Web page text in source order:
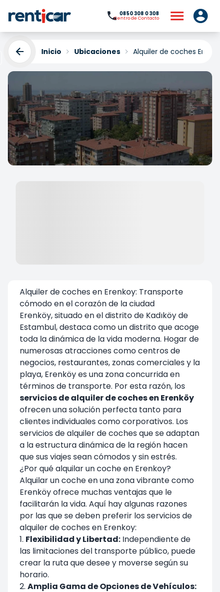
0850 308 0 308
Centro de Contacto
Inicio Ubicaciones Alquiler de coches
Alquiler de coches
Alquiler de coches en Erenkoy: Transporte
cómodo en el corazón de la ciudad
Erenköy, situado en el distrito de Kadıköy de
Estambul, destaca como un distrito que acoge
toda la dinámica de la vida moderna. Hogar de
numerosas atracciones como centros de
negocios, restaurantes, zonas comerciales y la
playa, Erenköy es una zona concurrida en
términos de transporte. Por esta razón, los
servicios de alquiler de coches en Erenköy
ofrecen una solución perfecta tanto para
clientes individuales como corporativos. Los
servicios de alquiler de coches que se adaptan
a la estructura dinámica de la región hacen
que sus viajes sean cómodos y sin estrés.
¿Por qué alquilar un coche en Erenkoy?
Alquilar un coche en una zona vibrante como
Erenköy ofrece muchas ventajas que le
facilitarán la vida. Aquí hay algunas razones
por las que se deben preferir los servicios de
alquiler de coches en Erenkoy:
1. Flexibilidad y Libertad: Independiente de
las limitaciones del transporte público, puede
crear la ruta que desee y moverse según su
horario.
2. Amplia Gama de Opciones de Vehículos: